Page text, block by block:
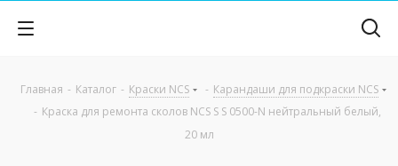
Главная - Каталог - Краски NCS - Карандаши для подкраски NCS
- Краска для ремонта сколов NCS S S 0500-N нейтральный белый,
20 мл